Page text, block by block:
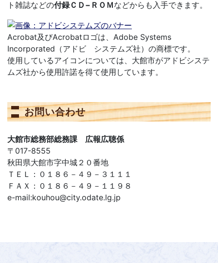
ト雑誌などの付録ＣＤ−ＲＯＭなどからも入手できます。
Acrobat及びAcrobatロゴは、Adobe Systems
Incorporated（アドビ システムズ社）の商標です。
使用しているアイコンについては、大館市がアドビシステ
ムズ社から使用許諾を得て使用しています。
お問い合わせ
大館市総務部総務課 広報広聴係
〒017-8555
秋田県大館市字中城２０番地
ＴＥＬ：０１８６－４９－３１１１
ＦＡＸ：０１８６－４９－１１９８
e-mail:kouhou@city.odate.lg.jp